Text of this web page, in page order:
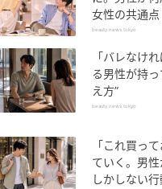
女性の共通点
beauty news tokyo
「バレなけ
る男性が持
え方”
beauty news tokyo
「これ買っ
ていく。男性
しかしない行